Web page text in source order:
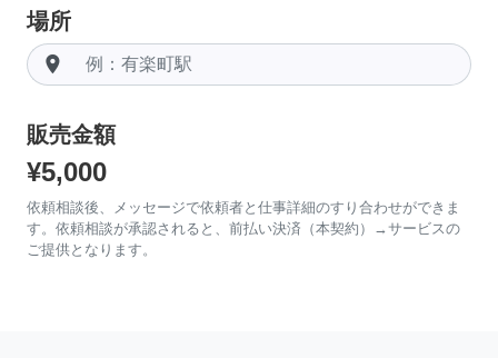
場所
room
販売金額
¥5,000
依頼相談後、メッセージで依頼者と仕事詳細のすり合わせができま
す。依頼相談が承認されると、前払い決済（本契約）→サービスの
ご提供となります。